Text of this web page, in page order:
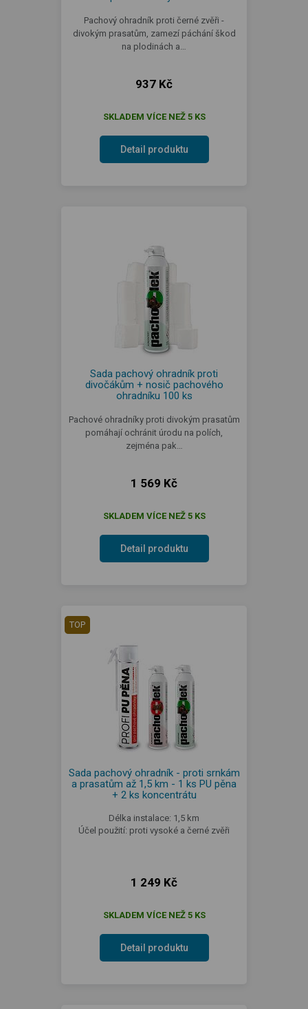
Pachový ohradník proti černé zvěři -
divokým prasatům, zamezí páchání škod
na plodinách a…
937 Kč
SKLADEM VÍCE NEŽ 5 KS
Detail produktu
Sada pachový ohradník proti
divočákům + nosič pachového
ohradníku 100 ks
Pachové ohradníky proti divokým prasatům
pomáhají ochránit úrodu na polích,
zejména pak…
1 569 Kč
SKLADEM VÍCE NEŽ 5 KS
Detail produktu
TOP
Sada pachový ohradník - proti srnkám
a prasatům až 1,5 km - 1 ks PU pěna
+ 2 ks koncentrátu
Délka instalace: 1,5 km
Účel použití: proti vysoké a černé zvěři
1 249 Kč
SKLADEM VÍCE NEŽ 5 KS
Detail produktu